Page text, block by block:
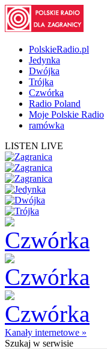
PolskieRadio.pl
Jedynka
Dwójka
Trójka
Czwórka
Radio Poland
Moje Polskie Radio
ramówka
LISTEN LIVE
Kanały internetowe »
Szukaj w serwisie